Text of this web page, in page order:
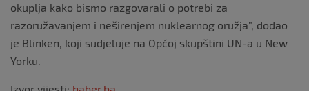
okuplja kako bismo razgovarali o potrebi za
razoružavanjem i neširenjem nuklearnog oružja”, dodao
je Blinken, koji sudjeluje na Općoj skupštini UN-a u New
Yorku.